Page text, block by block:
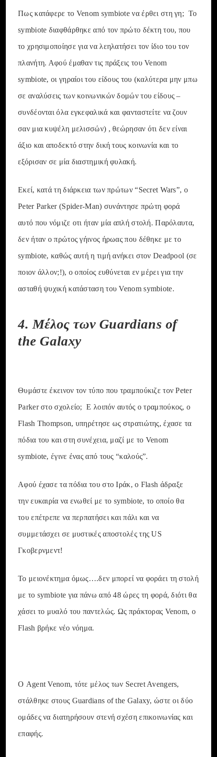
Πως κατάφερε το Venom symbiote να έρθει στη γη; Το
symbiote διαφθάρθηκε από τον πρώτο δέκτη του, που
το χρησιμοποίησε για να λεηλατήσει τον ίδιο του τον
πλανήτη. Αφού έμαθαν τις πράξεις του Venom
symbiote, οι γηραίοι του είδους του (καλύτερα μην μπω
σε αναλύσεις των κοινωνικών δομών του είδους –
συνδέονται όλα εγκεφαλικά και φανταστείτε να ζουν
σαν μια κυψέλη μελισσών) , θεώρησαν ότι δεν είναι
άξιο και αποδεκτό στην δική τους κοινωνία και το
εξόρισαν σε μία διαστημική φυλακή.
Εκεί, κατά τη διάρκεια των πρώτων “Secret Wars”, ο
Peter Parker (Spider-Man) συνάντησε πρώτη φορά
αυτό που νόμιζε οτι ήταν μία απλή στολή. Παρόλαυτα,
δεν ήταν ο πρώτος γήινος ήρωας που δέθηκε με το
symbiote, καθώς αυτή η τιμή ανήκει στον Deadpool (σε
ποιον άλλον;!), ο οποίος ευθύνεται εν μέρει για την
ασταθή ψυχική κατάσταση του Venom symbiote.
4. Μέλος των Guardians of
the Galaxy
Θυμάστε έκεινον τον τύπο που τραμπούκιζε τον Peter
Parker στο σχολείο; Ε λοιπόν αυτός ο τραμπούκος, ο
Flash Thompson, υπηρέτησε ως στρατιώτης, έχασε τα
πόδια του και στη συνέχεια, μαζί με το Venom
symbiote, έγινε ένας από τους “καλούς”.
Αφού έχασε τα πόδια του στο Ιράκ, ο Flash άδραξε
την ευκαιρία να ενωθεί με το symbiote, το οποίο θα
του επέτρεπε να περπατήσει και πάλι και να
συμμετάσχει σε μυστικές αποστολές της US
Γκοβερνμεντ!
Το μειονέκτημα όμως….δεν μπορεί να φοράει τη στολή
με το symbiote για πάνω από 48 ώρες τη φορά, διότι θα
χάσει το μυαλό του παντελώς. Ως πράκτορας Venom, ο
Flash βρήκε νέο νόημα.
Ο Agent Venom, τότε μέλος των Secret Avengers,
στάλθηκε στους Guardians of the Galaxy, ώστε οι δύο
ομάδες να διατηρήσουν στενή σχέση επικοινωνίας και
επαφής.